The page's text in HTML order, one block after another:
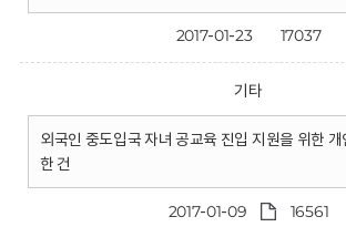
2017-01-23 17037
기타
외국인 중도입국 자녀 공교육 진입 지원을 위한
한 건
2017-01-09 16561